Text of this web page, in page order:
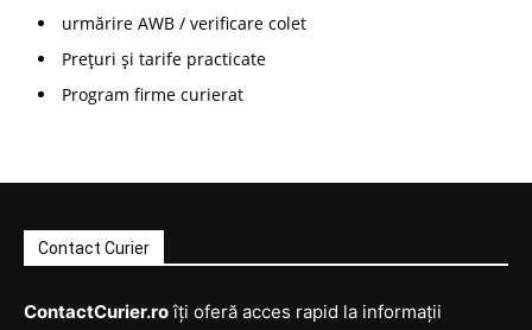
urmărire AWB / verificare colet
Prețuri și tarife practicate
Program firme curierat
Contact Curier
ContactCurier.roîți oferă acces rapid la informații